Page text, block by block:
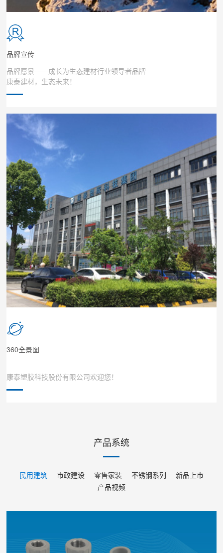
品牌宣传
品牌愿景——成长为生态建材行业领导者品牌
康泰建材，生态未来！
360全景图
康泰塑胶科技股份有限公司欢迎您！
中国轻工业百强，中国塑胶管材行业十强！
2021年，中国塑胶工程管道集采第一供应商
产品系统
民用建筑 市政建设 零售家装 不锈钢系列
新品上市
产品视频